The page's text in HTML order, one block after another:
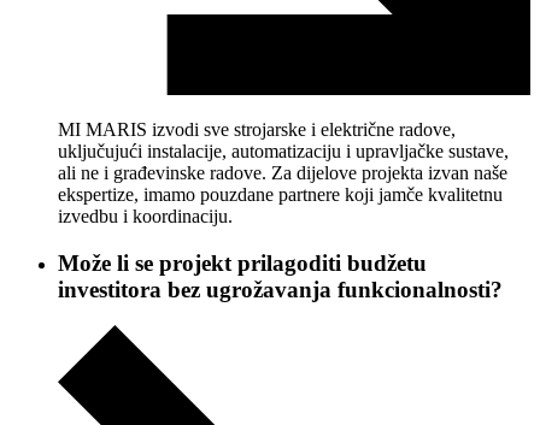
MI MARIS izvodi sve strojarske i električne radove,
uključujući instalacije, automatizaciju i upravljačke sustave,
ali ne i građevinske radove. Za dijelove projekta izvan naše
ekspertize, imamo pouzdane partnere koji jamče kvalitetnu
izvedbu i koordinaciju.
Može li se projekt prilagoditi budžetu
investitora bez ugrožavanja funkcionalnosti?